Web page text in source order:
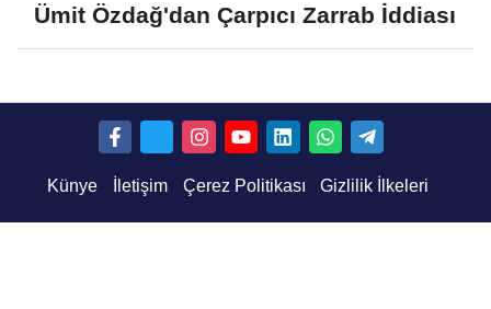
Ümit Özdağ'dan Çarpıcı Zarrab İddiası
Künye İletişim Çerez Politikası Gizlilik İlkeleri